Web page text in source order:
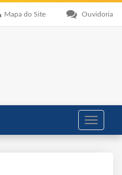
Ouvidoria
Mapa do Site
Toggle